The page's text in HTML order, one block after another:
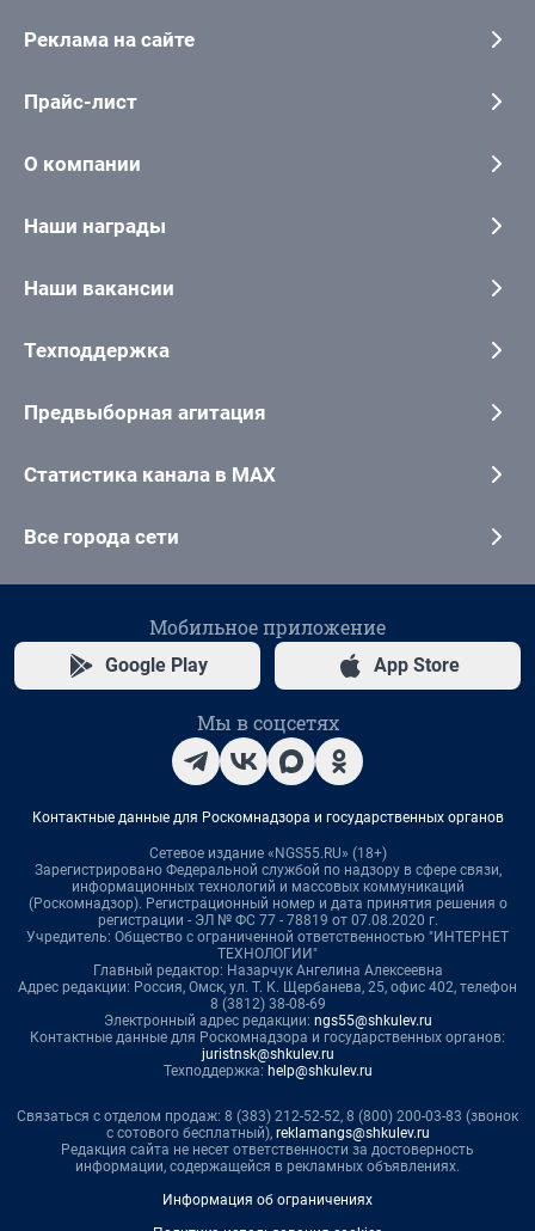
Реклама на сайте
Прайс-лист
О компании
Наши награды
Наши вакансии
Техподдержка
Предвыборная агитация
Статистика канала в MAX
Все города сети
Мобильное приложение
Google Play App Store
Мы в соцсетях
Контактные данные для Роскомнадзора и государственных органов
Сетевое издание «NGS55.RU» (18+)
Зарегистрировано Федеральной службой по надзору в сфере связи,
информационных технологий и массовых коммуникаций
(Роскомнадзор). Регистрационный номер и дата принятия решения о
регистрации - ЭЛ № ФС 77 - 78819 от 07.08.2020 г.
Учредитель: Общество с ограниченной ответственностью "ИНТЕРНЕТ
ТЕХНОЛОГИИ"
Главный редактор: Назарчук Ангелина Алексеевна
Адрес редакции: Россия, Омск, ул. Т. К. Щербанева, 25, офис 402, телефон
8 (3812) 38-08-69
Электронный адрес редакции: ngs55@shkulev.ru
Контактные данные для Роскомнадзора и государственных органов:
juristnsk@shkulev.ru
Техподдержка: help@shkulev.ru
Связаться с отделом продаж: 8 (383) 212-52-52, 8 (800) 200-03-83 (звонок
с сотового бесплатный), reklamangs@shkulev.ru
Редакция сайта не несет ответственности за достоверность
информации, содержащейся в рекламных объявлениях.
Информация об ограничениях